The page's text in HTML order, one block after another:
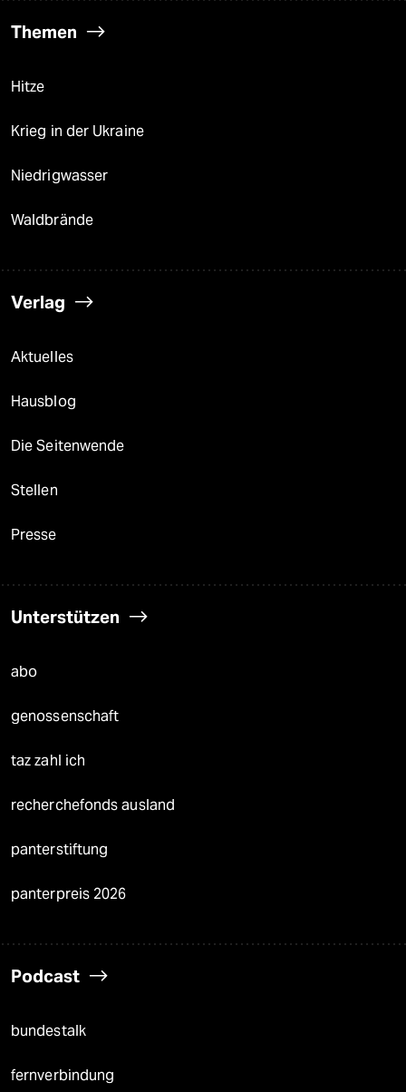
Themen
Hitze
Krieg in der Ukraine
Niedrigwasser
Waldbrände
Verlag
Aktuelles
Hausblog
Die Seitenwende
Stellen
Presse
Unterstützen
abo
genossenschaft
taz zahl ich
recherchefonds ausland
panterstiftung
panterpreis 2026
Podcast
bundestalk
fernverbindung